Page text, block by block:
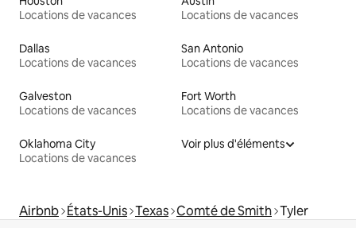
Locations de vacances
Locations de vacances
Dallas
Locations de vacances
San Antonio
Locations de vacances
Galveston
Locations de vacances
Fort Worth
Locations de vacances
Oklahoma City
Locations de vacances
Voir plus d'éléments
Airbnb États-Unis Texas Comté de Smith Tyler